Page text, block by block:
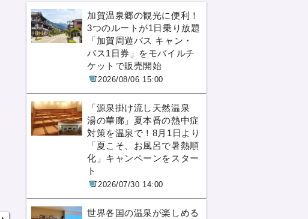
加賀温泉郷の観光に便利！
3つのルートが1日乗り放題
「加賀周遊バス キャン・
バス1日券」をモバイルチ
ケットで販売開始
2026/08/06 15:00
「源泉掛け流し天然温泉
湯の華廊」夏本番の熱中症
対策を温泉で！8月1日より
「夏こそ、お風呂で暑熱順
化」キャンペーンをスター
ト
2026/07/30 14:00
世界各国の温泉が楽しめる